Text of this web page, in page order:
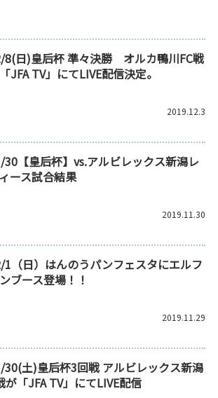
8(日)皇后杯 準々決勝 オルカ鴨川FC戦
JFA TV」にてLIVE配信決定。
2019.12.3
30【皇后杯】vs.アルビレックス新潟レ
ース試合結果
2019.11.30
1（日）はんのうパンフェスタにエルフ
ブース登場！！
2019.11.29
30(土)皇后杯3回戦 アルビレックス新潟
が「JFA TV」にてLIVE配信